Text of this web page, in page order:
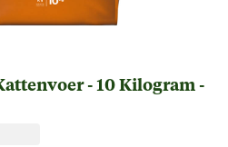
- 10 Kilogram -